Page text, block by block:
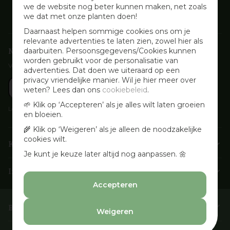
we de website nog beter kunnen maken, net zoals
we dat met onze planten doen!
Daarnaast helpen sommige cookies ons om je
relevante advertenties te laten zien, zowel hier als
daarbuiten. Persoonsgegevens/Cookies kunnen
worden gebruikt voor de personalisatie van
advertenties. Dat doen we uiteraard op een
privacy vriendelijke manier. Wil je hier meer over
weten? Lees dan ons cookiebeleid.
🌱 Klik op ‘Accepteren’ als je alles wilt laten groeien
en bloeien.
🌾 Klik op ‘Weigeren’ als je alleen de noodzakelijke
cookies wilt.
Je kunt je keuze later altijd nog aanpassen. 🌼
Accepteren
Weigeren
Nieuwsbrief aanmelden
Voor wekelijkse aanbiedingen, activiteiten en inspirerende tips
Lees onzePrivacyverklaring
Klantenservice
Info & openingstijden